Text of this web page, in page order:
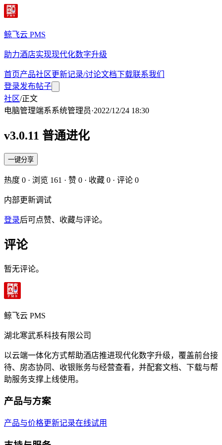
鲸飞云 PMS
助力酒店实现现代化数字升级
首页产品社区更新记录/讨论文档下载联系我们
登录发布帖子
社区/正文
电脑管理端系系统管理员·2022/12/24 18:30
v3.0.11 普通进化
一键分享
热度 0 · 浏览 161 · 赞 0 · 收藏 0 · 评论 0
内部更新调试
登录后可点赞、收藏与评论。
评论
暂无评论。
鲸飞云 PMS
湖北寒武系科技有限公司
以云端一体化方式帮助酒店推进现代化数字升级，覆盖前台接
待、房态协同、收银账务与经营查看，并配套文档、下载与帮
助服务支撑上线使用。
产品与方案
产品与价格更新记录在线试用